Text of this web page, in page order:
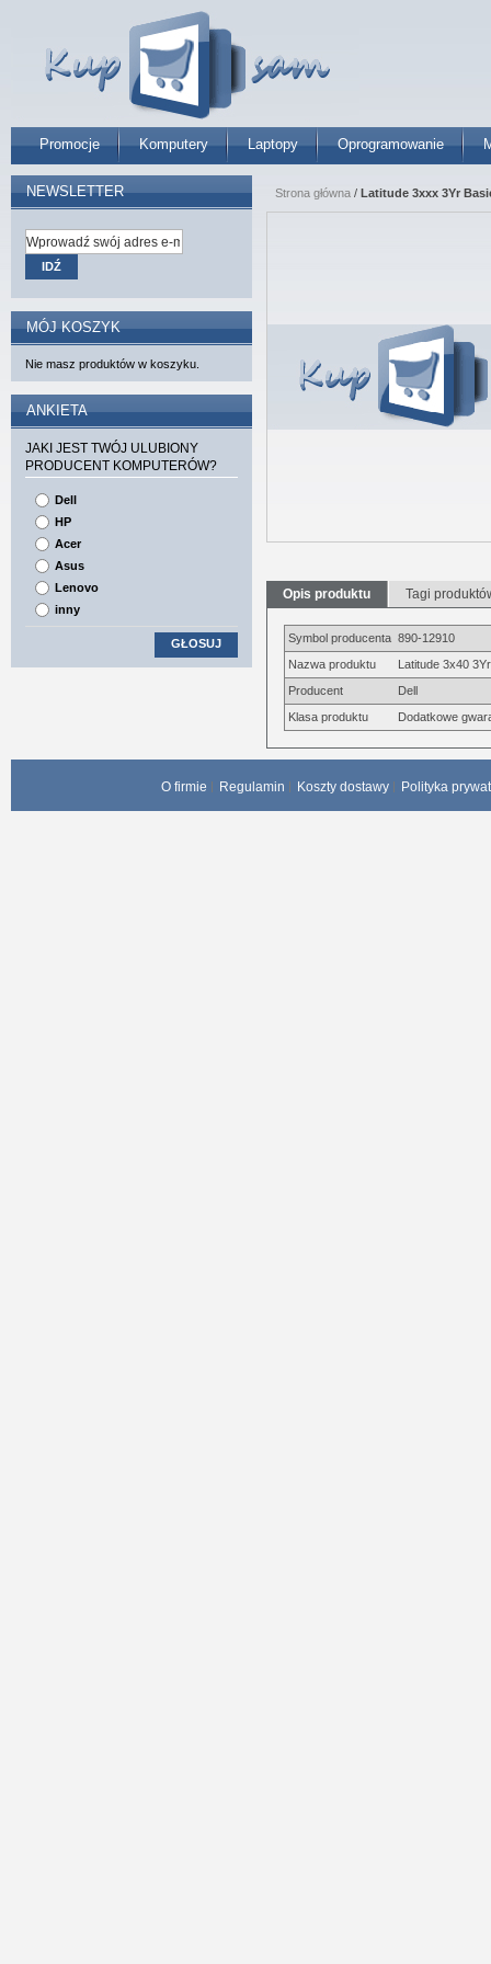
Promocje Komputery Laptopy Oprogramowanie
Strona główna / Latitude 3xxx 3Yr
Opis produktu Tagi
Symbol producenta 890-12910
Nazwa produktu
Latitude 3x40
Producent
Dell
Klasa produktu
Dodatkowe
NEWSLETTER
IDŹ
MÓJ KOSZYK
Nie masz produktów w koszyku.
ANKIETA
JAKI JEST TWÓJ ULUBIONY
PRODUCENT KOMPUTERÓW?
Dell
HP
Acer
Asus
Lenovo
inny
GŁOSUJ
O firmie Regulamin Koszty dostawy Polityka